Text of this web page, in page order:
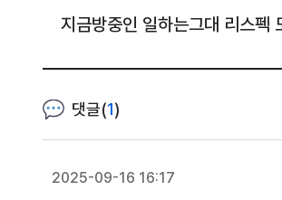
지금방중인 일하는그대 리스펙
댓글(1)
2025-09-16 16:17